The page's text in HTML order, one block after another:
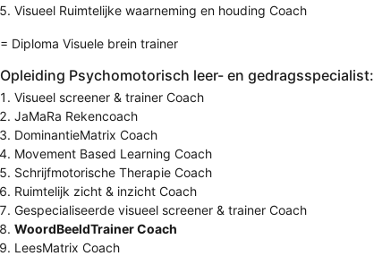
Visueel Ruimtelijke waarneming en houding Coach
= Diploma Visuele brein trainer
Opleiding Psychomotorisch leer- en gedragsspecialist:
Visueel screener & trainer Coach
JaMaRa Rekencoach
DominantieMatrix Coach
Movement Based Learning Coach
Schrijfmotorische Therapie Coach
Ruimtelijk zicht & inzicht Coach
Gespecialiseerde visueel screener & trainer Coach
WoordBeeldTrainer Coach
LeesMatrix Coach